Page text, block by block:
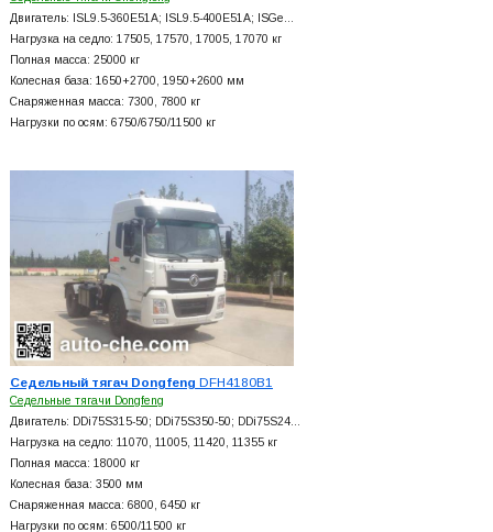
Двигатель: ISL9.5-360E51A; ISL9.5-400E51A; ISGe…
Нагрузка на седло: 17505, 17570, 17005, 17070 кг
Полная масса: 25000 кг
Колесная база: 1650+2700, 1950+2600 мм
Снаряженная масса: 7300, 7800 кг
Нагрузки по осям: 6750/6750/11500 кг
Седельный тягач Dongfeng DFH4180B1
Седельные тягачи Dongfeng
Двигатель: DDi75S315-50; DDi75S350-50; DDi75S24…
Нагрузка на седло: 11070, 11005, 11420, 11355 кг
Полная масса: 18000 кг
Колесная база: 3500 мм
Снаряженная масса: 6800, 6450 кг
Нагрузки по осям: 6500/11500 кг